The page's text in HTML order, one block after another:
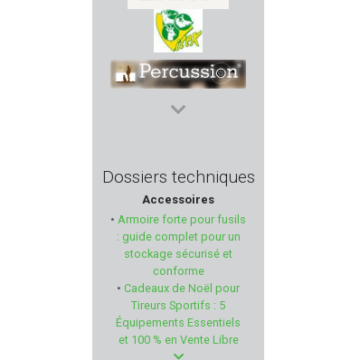
CRKT
VITEX
PERCUSSION
NORMA
WATCHTOWER
CYTAC
NORDIKPREDATOR
Dossiers techniques
Accessoires
• Armoire forte pour fusils
: guide complet pour un
stockage sécurisé et
conforme
• Cadeaux de Noël pour
Tireurs Sportifs : 5
Équipements Essentiels
et 100 % en Vente Libre